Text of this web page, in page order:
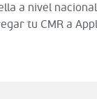
a nivel
tu CMR a